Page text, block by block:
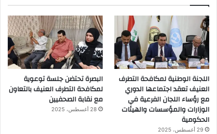
اللجنة الوطنية لمكافحة التطرف
العنيف تعقد اجتماعها الدوري
مع رؤساء اللجان الفرعية في
الوزارات والمؤسسات والهيئات
الحكومية
29 أغسطس، 2025
البصرة تحتضن جلسة توعوية
لمكافحة التطرف العنيف بالتعاون
مع نقابة الصحفيين
28 أغسطس، 2025